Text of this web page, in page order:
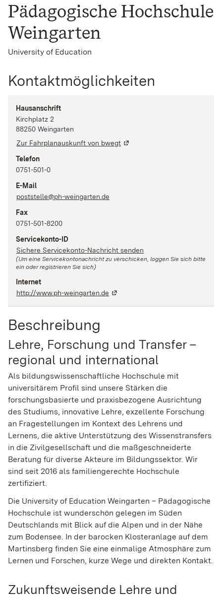
Pädagogische Hochschule
Weingarten
University of Education
Kontaktmöglichkeiten
Hausanschrift
Kirchplatz 2
88250 Weingarten
Zur Fahrplanauskunft von bwegt
Telefon
0751-501-0
E-Mail
poststelle@ph-weingarten.de
Fax
0751-501-8200
Servicekonto-ID
Sichere Servicekonto-Nachricht senden
(Um eine Servicekontonachricht zu verschicken, loggen Sie sich bitte
ein oder registrieren Sie sich)
Internet
http://www.ph-weingarten.de
Beschreibung
Lehre, Forschung und Transfer –
regional und international
Als bildungswissenschaftliche Hochschule mit
universitärem Profil sind unsere Stärken die
forschungsbasierte und praxisbezogene Ausrichtung
des Studiums, innovative Lehre, exzellente Forschung
an Fragestellungen im Kontext des Lehrens und
Lernens, die aktive Unterstützung des Wissenstransfers
in die Zivilgesellschaft und die maßgeschneiderte
Beratung für diverse Akteure im Bildungssektor. Wir
sind seit 2016 als familiengerechte Hochschule
zertifiziert.
Die University of Education Weingarten – Pädagogische
Hochschule ist wunderschön gelegen im Süden
Deutschlands mit Blick auf die Alpen und in der Nähe
zum Bodensee. In der barocken Klosteranlage auf dem
Martinsberg finden Sie eine einmalige Atmosphäre zum
Lernen und Forschen, kurze Wege und direkten Kontakt.
Zukunftsweisende Lehre und